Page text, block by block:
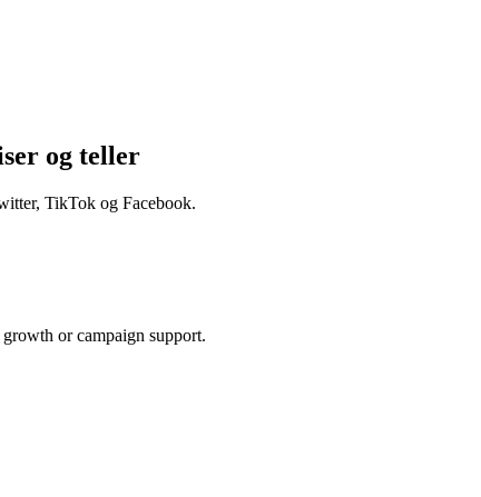
og teller
TikTok og Facebook.
or campaign support.